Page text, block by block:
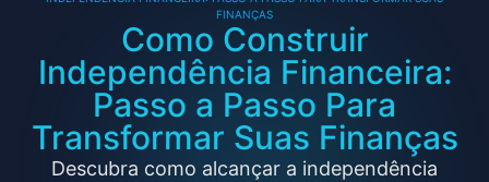
FINANÇAS
Como Construir
Independência Financeira:
Passo a Passo Para
Transformar Suas Finanças
Descubra como alcançar a independência